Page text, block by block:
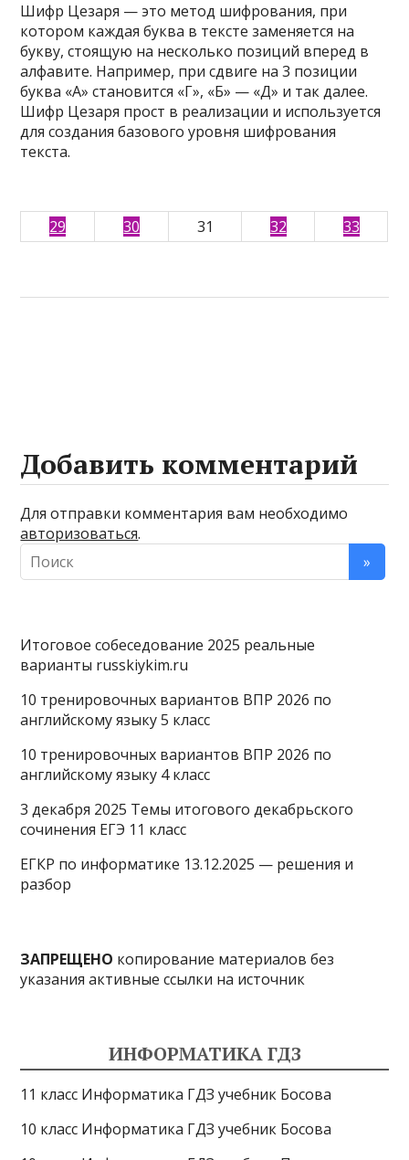
Шифр Цезаря — это метод шифрования, при
котором каждая буква в тексте заменяется на
букву, стоящую на несколько позиций вперед в
алфавите. Например, при сдвиге на 3 позиции
буква «А» становится «Г», «Б» — «Д» и так далее.
Шифр Цезаря прост в реализации и используется
для создания базового уровня шифрования
текста.
29 30 31 32 33
Добавить комментарий
Для отправки комментария вам необходимо
авторизоваться.
Итоговое собеседование 2025 реальные
варианты russkiykim.ru
10 тренировочных вариантов ВПР 2026 по
английскому языку 5 класс
10 тренировочных вариантов ВПР 2026 по
английскому языку 4 класс
3 декабря 2025 Темы итогового декабрьского
сочинения ЕГЭ 11 класс
ЕГКР по информатике 13.12.2025 — решения и
разбор
ЗАПРЕЩЕНО копирование материалов без
указания активные ссылки на источник
ИНФОРМАТИКА ГДЗ
11 класс Информатика ГДЗ учебник Босова
10 класс Информатика ГДЗ учебник Босова